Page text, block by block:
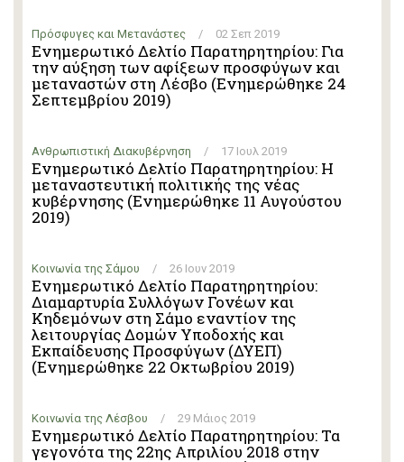
Πρόσφυγες και Μετανάστες / 02 Σεπ 2019
Ενημερωτικό Δελτίο Παρατηρητηρίου: Για
την αύξηση των αφίξεων προσφύγων και
μεταναστών στη Λέσβο (Ενημερώθηκε 24
Σεπτεμβρίου 2019)
Ανθρωπιστική Διακυβέρνηση / 17 Ιουλ 2019
Ενημερωτικό Δελτίο Παρατηρητηρίου: Η
μεταναστευτική πολιτικής της νέας
κυβέρνησης (Ενημερώθηκε 11 Αυγούστου
2019)
Κοινωνία της Σάμου / 26 Ιουν 2019
Ενημερωτικό Δελτίο Παρατηρητηρίου:
Διαμαρτυρία Συλλόγων Γονέων και
Κηδεμόνων στη Σάμο εναντίον της
λειτουργίας Δομών Υποδοχής και
Εκπαίδευσης Προσφύγων (ΔΥΕΠ)
(Ενημερώθηκε 22 Οκτωβρίου 2019)
Κοινωνία της Λέσβου / 29 Μάιος 2019
Ενημερωτικό Δελτίο Παρατηρητηρίου: Τα
γεγονότα της 22ης Απριλίου 2018 στην